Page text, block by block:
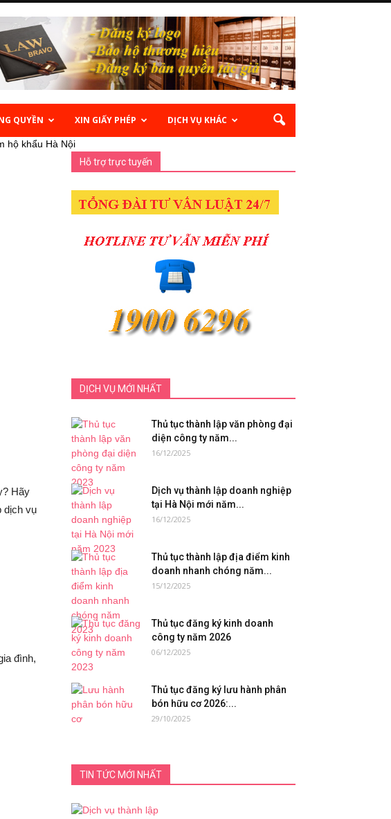
QUYỀN XIN GIẤY PHÉP DỊCH VỤ KHÁC
hộ khẩu Hà Nội
Hãy
dịch vụ
đình,
Hỗ trợ trực tuyến
DỊCH VỤ MỚI NHẤT
Thủ tục thành lập văn phòng đại
diện công ty năm...
16/12/2025
Dịch vụ thành lập doanh nghiệp
tại Hà Nội mới năm...
16/12/2025
Thủ tục thành lập địa điểm kinh
doanh nhanh chóng năm...
15/12/2025
Thủ tục đăng ký kinh doanh
công ty năm 2026
06/12/2025
Thủ tục đăng ký lưu hành phân
bón hữu cơ 2026:...
29/10/2025
TIN TỨC MỚI NHẤT